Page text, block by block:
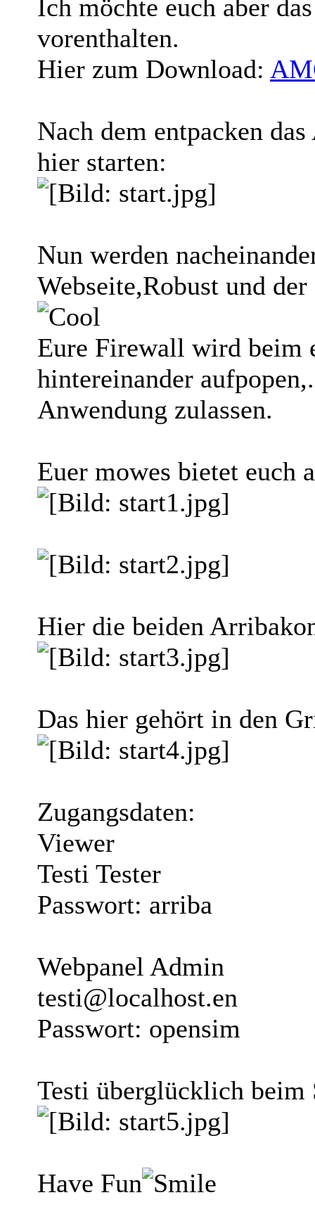
Ich möchte euch aber
vorenthalten.
Hier zum Download:
Nach dem entpacken
hier starten:
Nun werden
Webseite,Robust und
Eure Firewall wird beim
hintereinander
Anwendung zulassen.
Euer mowes bietet euch
Hier die beiden
Das hier gehört in den
Zugangsdaten:
Viewer
Testi Tester
Passwort: arriba
Webpanel Admin
testi@localhost.en
Passwort: opensim
Testi überglücklich beim
Have Fun